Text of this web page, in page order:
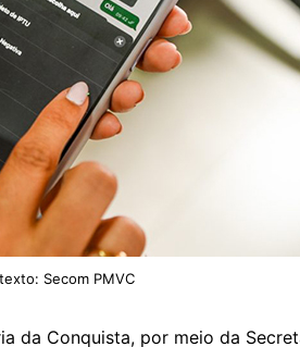
Secom PMVC
da Conquista, por meio da